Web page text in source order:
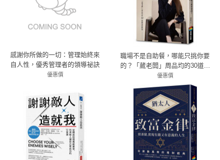
感謝你所做的一切：管理始終來
自人性，優秀管理者的領導祕訣
優惠價
職場不是自助餐，哪能只挑你要
的？「葳老闆」周品均的30道職
場辣雞湯
優惠價
66折 297元